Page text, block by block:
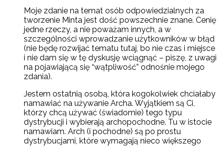
Moje zdanie na temat osób odpowiedzialnych za
tworzenie Minta jest dość powszechnie znane. Cenię
jedne rzeczy, a nie poważam innych, a w
szczególności wprowadzanie użytkowników w błąd
(nie będę rozwijać tematu tutaj, bo nie czas i miejsce
i nie dam się w tę dyskusję wciągnąć – piszę, z uwagi
na pojawiającą się “wątpliwość” odnośnie mojego
zdania).
Jestem ostatnią osobą, która kogokolwiek chciałaby
namawiać na używanie Archa. Wyjątkiem są Ci,
którzy chcą używać (świadomie) tego typu
dystrybucji i wybierają archopochodne. Tu w istocie
namawiam. Arch (i pochodne) są po prostu
dystrybucjami, które wymagają nieco większego